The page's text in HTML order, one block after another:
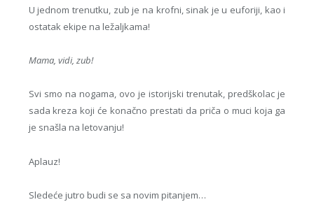
U jednom trenutku, zub je na krofni, sinak je u euforiji, kao i
ostatak ekipe na ležaljkama!
Mama, vidi, zub!
Svi smo na nogama, ovo je istorijski trenutak, predškolac je
sada kreza koji će konačno prestati da priča o muci koja ga
je snašla na letovanju!
Aplauz!
Sledeće jutro budi se sa novim pitanjem…